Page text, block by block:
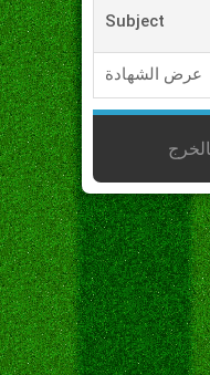
Subject
عرض الشهادة